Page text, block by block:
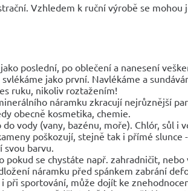
Vzhledem k ruční výrobě se
poslední, po oblečení a nanesení
jako první. Navlékáme a
ruku, nikoliv roztažením!
náramku zkracují nejrůznější
obecně kosmetika, chemie.
vody (vany, bazénu, moře). Chlór, sůl i
poškozují, stejně tak i přímé slunce
barvu.
pokud se chystáte např. zahradničit,
náramku před spánkem zabrání
při sportování, může dojít ke